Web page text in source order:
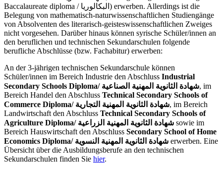
Baccalaureate diploma / البكالوريا) erwerben. Allerdings ist die
Belegung von mathematisch-naturwissenschaftlichen Studiengänge
von Absolventen des literarisch-geisteswissenschaftlichen Zweiges
nicht vorgesehen. Darüber hinaus können syrische Schüler/innen an
den beruflichen und technischen Sekundarschulen folgende
berufliche Abschlüsse (bzw. Fachabitur) erwerben:
An der 3-jährigen technischen Sekundarschule können
Schüler/innen im Bereich Industrie den Abschluss Industrial
Secondary Schools Diploma/ شهادة الثانوية المهنية الصناعية, im
Bereich Handel den Abschluss Technical Secondary Schools of
Commerce Diploma/ شهادة الثانوية المهنية التجارية, im Bereich
Landwirtschaft den Abschluss Technical Secondary Schools of
Agriculture Diploma/ شهادة الثانوية المهنية الزراعية sowie im
Bereich Hauswirtschaft den Abschluss Secondary School of Home
Economics Diploma/ شهادة الثانوية المهنية النسوية erwerben. Eine
Übersicht über die Ausbildungsberufe an den technischen
Sekundarschulen finden Sie hier.